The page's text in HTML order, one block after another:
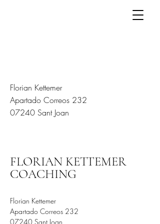
Florian Kettemer
Apartado Correos 232
07240 Sant Joan
FLORIAN KETTEMER
COACHING
Florian Kettemer
Apartado Correos 232
07240 Sant Joan